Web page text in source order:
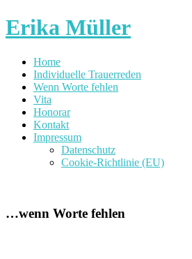
Erika Müller
Home
Individuelle Trauerreden
Wenn Worte fehlen
Vita
Honorar
Kontakt
Impressum
Datenschutz
Cookie-Richtlinie (EU)
…wenn Worte fehlen